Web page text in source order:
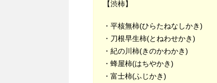
【渋柿】
・平核無柿(ひらたねなしかき)
・刀根早生柿(とねわせかき)
・紀の川柿(きのかわかき)
・蜂屋柿(はちやかき)
・富士柿(ふじかき)